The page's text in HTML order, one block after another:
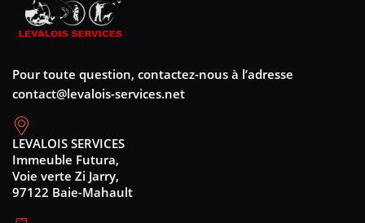
Pour toute question, contactez-nous à l’adresse
contact@levalois-services.net
LEVALOIS SERVICES
Immeuble Futura,
Voie verte Zi Jarry,
97122 Baie-Mahault